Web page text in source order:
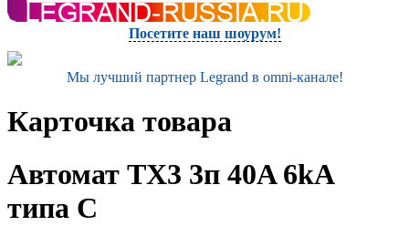
Посетите наш шоурум!
Мы лучший партнер Legrand в omni-канале!
Карточка товара
Автомат TX3 3п 40A 6kA
типа C